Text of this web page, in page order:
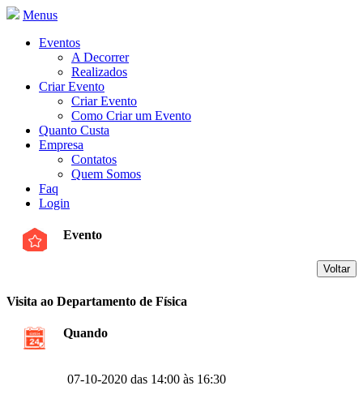
Menus
Eventos
A Decorrer
Realizados
Criar Evento
Criar Evento
Como Criar um Evento
Quanto Custa
Empresa
Contatos
Quem Somos
Faq
Login
Evento
Visita ao Departamento de Física
Quando
07-10-2020 das 14:00 às 16:30